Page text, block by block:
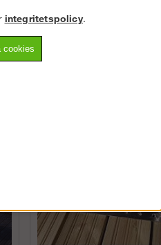
integritetspolicy.
cookies